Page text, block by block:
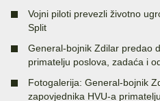
Vojni piloti prevezli životno
Split
General-bojnik Zdilar predao
primatelju poslova, zadaća i
Fotogalerija: General-bojnik
zapovjednika HVU-a